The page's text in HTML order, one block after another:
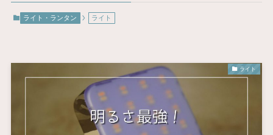
ライト・ランタン ライト
ライト